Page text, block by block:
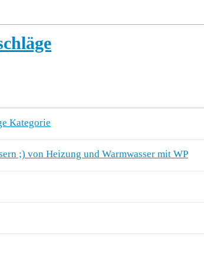
Kategorie
;) von Heizung und Warmwasser mit WP